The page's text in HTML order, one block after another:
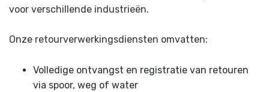
voor verschillende industrieën.
Onze retourverwerkingsdiensten omvatten:
Volledige ontvangst en registratie van retouren
via spoor, weg of water